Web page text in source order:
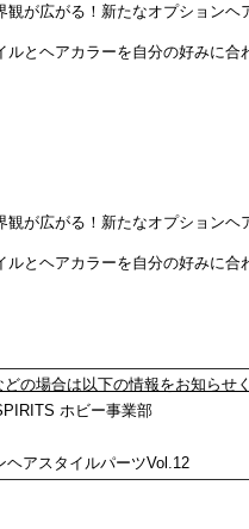
が広がる！新たなオプションヘ
とヘアカラーを自分の好みに合
が広がる！新たなオプションヘ
とヘアカラーを自分の好みに合
の場合は以下の情報をお知らせく
ホビー事業部
ヘアスタイルパーツVol.12